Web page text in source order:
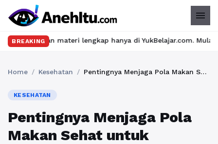
menu
BREAKING
materi lengkap hanya di YukBelajar.com. Mulai langkah
Home / Kesehatan / Pentingnya Menjaga Pola Makan Sehat untuk Kesehatan Warga
KESEHATAN
Pentingnya Menjaga Pola
Makan Sehat untuk